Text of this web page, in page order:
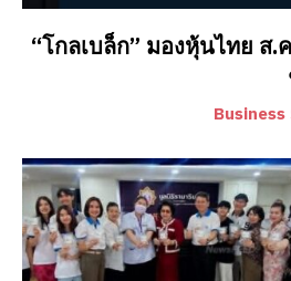
“โกลเบล็ก” มองหุ้นไทย ส